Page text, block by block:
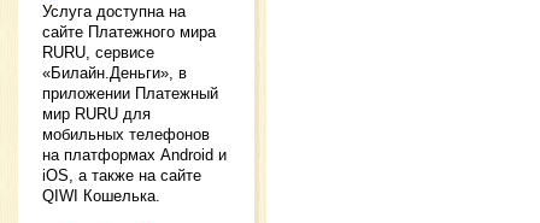
Услуга доступна на
сайте Платежного мира
RURU, сервисе
«Билайн.Деньги», в
приложении Платежный
мир RURU для
мобильных телефонов
на платформах Android и
iOS, а также на сайте
QIWI Кошелька.